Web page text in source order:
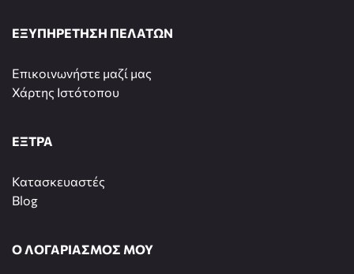
ΕΞΥΠΗΡΕΤΗΣΗ ΠΕΛΑΤΩΝ
Επικοινωνήστε μαζί μας
Χάρτης Ιστότοπου
ΕΞΤΡΑ
Κατασκευαστές
Blog
Ο ΛΟΓΑΡΙΑΣΜΟΣ ΜΟΥ